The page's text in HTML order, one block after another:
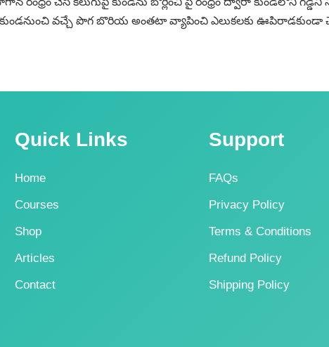
వచ్చే పొగ బొరియ అంతటా వ్యాపించి ఎలుకలకు ఊపిరాడకుండా
Quick Links
Home
Courses
Shop
Articles
Contact
Support
FAQs
Privacy Policy
Terms & Conditions
Refund Policy
Shipping Policy